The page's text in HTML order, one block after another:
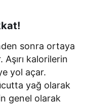
sonra ortaya
kalorilerin
yol açar.
yağ olarak
genel olarak